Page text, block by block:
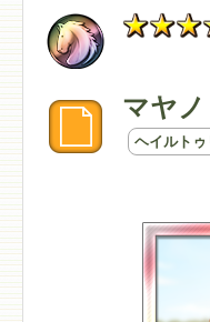
マヤ
ヘイルト